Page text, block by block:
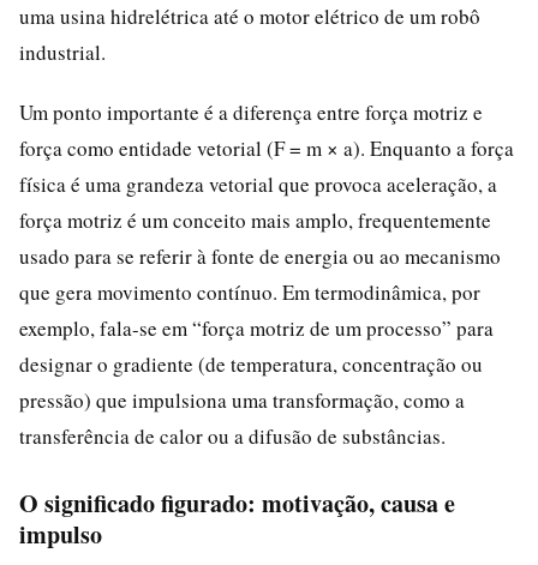
uma usina hidrelétrica até o motor elétrico de um robô
industrial.
Um ponto importante é a diferença entre força motriz e
força como entidade vetorial (F = m × a). Enquanto a força
física é uma grandeza vetorial que provoca aceleração, a
força motriz é um conceito mais amplo, frequentemente
usado para se referir à fonte de energia ou ao mecanismo
que gera movimento contínuo. Em termodinâmica, por
exemplo, fala-se em “força motriz de um processo” para
designar o gradiente (de temperatura, concentração ou
pressão) que impulsiona uma transformação, como a
transferência de calor ou a difusão de substâncias.
O significado figurado: motivação, causa e
impulso